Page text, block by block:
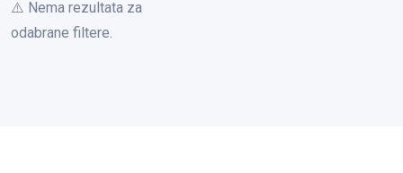
⚠️ Nema rezultata za
odabrane filtere.